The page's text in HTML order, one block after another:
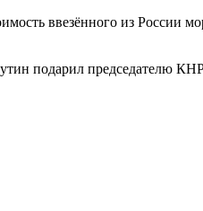
ввезённого из России
подарил председателю